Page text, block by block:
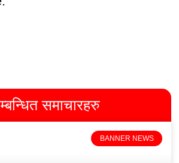
समाचारहरु
BANNER NEWS